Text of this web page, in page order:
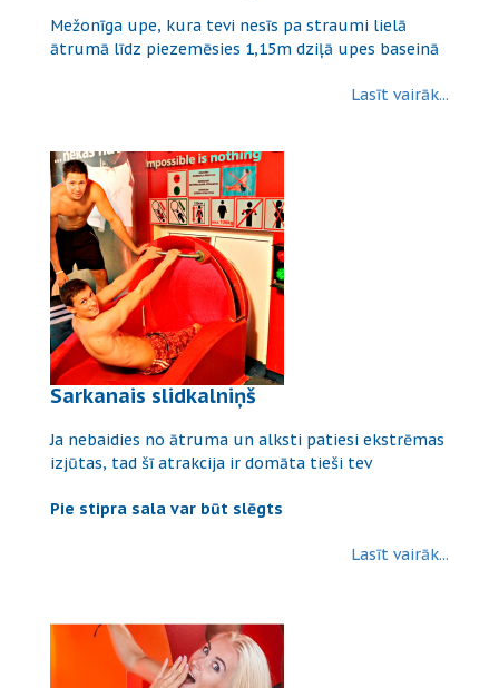
Mežonīga upe, kura tevi nesīs pa straumi lielā
ātrumā līdz piezemēsies 1,15m dziļā upes baseinā
Lasīt vairāk...
Sarkanais slidkalniņš
Ja nebaidies no ātruma un alksti patiesi ekstrēmas
izjūtas, tad šī atrakcija ir domāta tieši tev
Pie stipra sala var būt slēgts
Lasīt vairāk...